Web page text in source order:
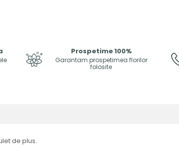
Prospetime 100%
Garantam prospetimea florilor
folosite
de plus.